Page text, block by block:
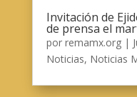
Invitación de
de prensa el
por remamx.org|
Noticias, Noticias